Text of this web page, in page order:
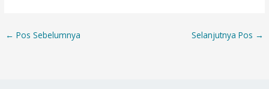
← Pos Sebelumnya Selanjutnya Pos →